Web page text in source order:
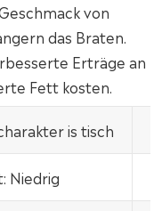
von
das Braten.
Erträge an
Fett kosten.
is tisch
Niedrig